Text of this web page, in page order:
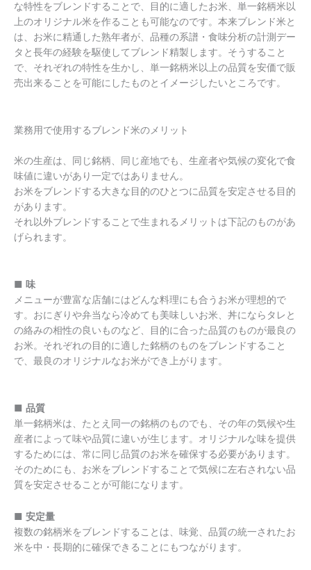
な特性をブレンドすることで、目的に適したお米、単一銘柄米以
上のオリジナル米を作ることも可能なのです。本来ブレンド米と
は、お米に精通した熟年者が、品種の系譜・食味分析の計測デー
タと長年の経験を駆使してブレンド精製します。そうすること
で、それぞれの特性を生かし、単一銘柄米以上の品質を安価で販
売出来ることを可能にしたものとイメージしたいところです。
業務用で使用するブレンド米のメリット
米の生産は、同じ銘柄、同じ産地でも、生産者や気候の変化で食
味値に違いがあり一定ではありません。
お米をブレンドする大きな目的のひとつに品質を安定させる目的
があります。
それ以外ブレンドすることで生まれるメリットは下記のものがあ
げられます。
■ 味
メニューが豊富な店舗にはどんな料理にも合うお米が理想的で
す。おにぎりや弁当なら冷めても美味しいお米、丼にならタレと
の絡みの相性の良いものなど、目的に合った品質のものが最良の
お米。それぞれの目的に適した銘柄のものをブレンドすること
で、最良のオリジナルなお米ができ上がります。
■ 品質
単一銘柄米は、たとえ同一の銘柄のものでも、その年の気候や生
産者によって味や品質に違いが生じます。オリジナルな味を提供
するためには、常に同じ品質のお米を確保する必要があります。
そのためにも、お米をブレンドすることで気候に左右されない品
質を安定させることが可能になります。
■ 安定量
複数の銘柄米をブレンドすることは、味覚、品質の統一されたお
米を中・長期的に確保できることにもつながります。